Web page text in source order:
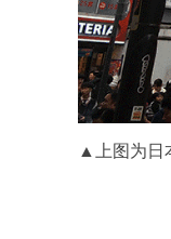
▲上图为日